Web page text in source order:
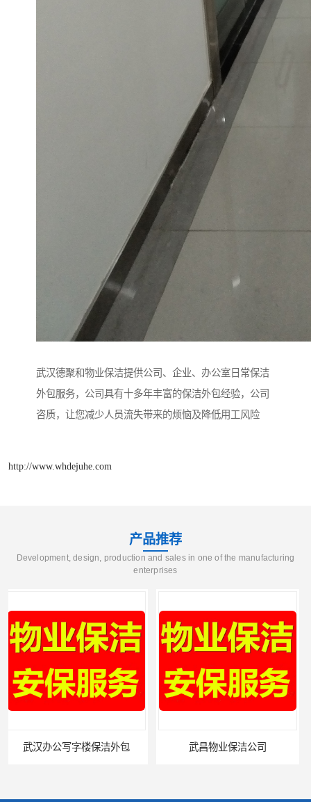
武汉德聚和物业保洁提供公司、企业、办公室日常保洁
外包服务，公司具有十多年丰富的保洁外包经验，公司
咨质，让您减少人员流失带来的烦恼及降低用工风险
http://www.whdejuhe.com
产品推荐
Development, design, production and sales in one of the manufacturing
enterprises
武昌物业保洁公司 武昌专业物业保洁